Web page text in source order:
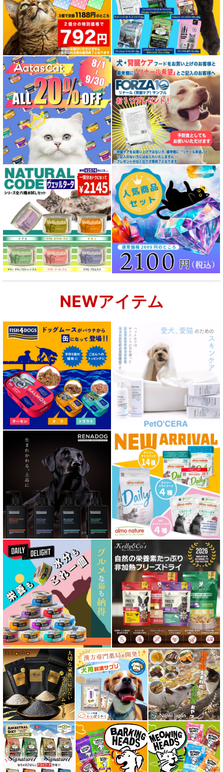
NEWアイテム